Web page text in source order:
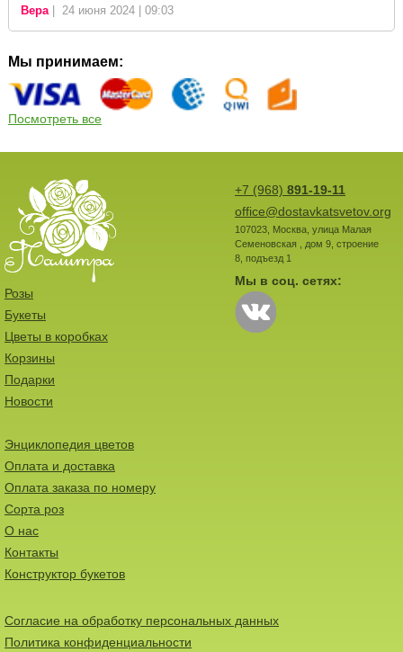
Вера| 24 июня 2024 | 09:03
Мы принимаем:
Посмотреть все
+7 (968) 891-19-11
office@dostavkatsvetov.org
107023, Москва, улица Малая
Семеновская , дом 9, строение
8, подъезд 1
Мы в соц. сетях:
Розы
Букеты
Цветы в коробках
Корзины
Подарки
Новости
Энциклопедия цветов
Оплата и доставка
Оплата заказа по номеру
Сорта роз
О нас
Контакты
Конструктор букетов
Согласие на обработку персональных данных
Политика конфиденциальности